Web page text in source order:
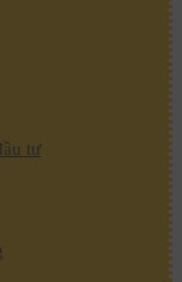
tư